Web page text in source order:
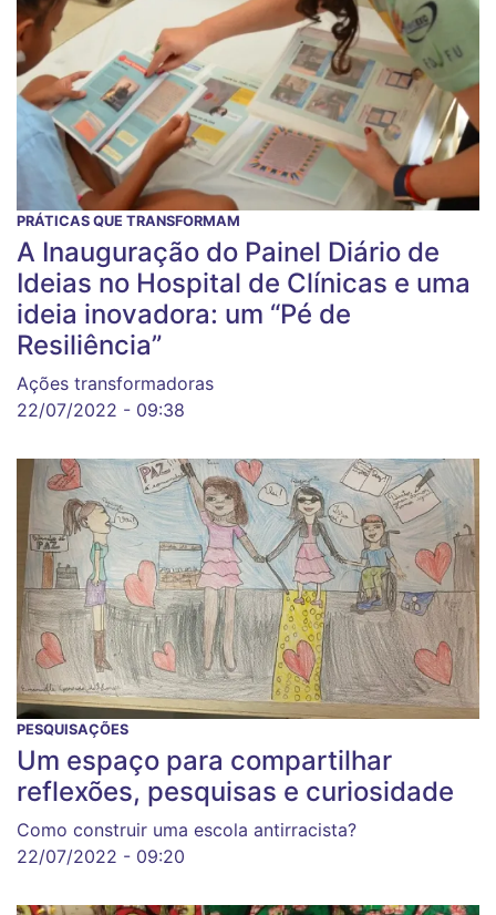
PRÁTICAS QUE TRANSFORMAM
A Inauguração do Painel Diário de
Ideias no Hospital de Clínicas e uma
ideia inovadora: um “Pé de
Resiliência”
Ações transformadoras
22/07/2022 - 09:38
PESQUISAÇÕES
Um espaço para compartilhar
reflexões, pesquisas e curiosidade
Como construir uma escola antirracista?
22/07/2022 - 09:20